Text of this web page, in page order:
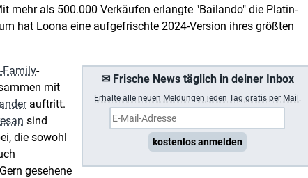
mehr als 500.000 Verkäufen erlangte "Bailando" die Platin-
hat Loona eine aufgefrischte 2024-Version ihres größten
✉ Frische News täglich in deiner Inbox
Erhalte a lle neuen Meldungen jeden Tag gratis per Mail.
kostenlos anmelden
Family-
mit
auftritt.
sind
die sowohl
gesehene